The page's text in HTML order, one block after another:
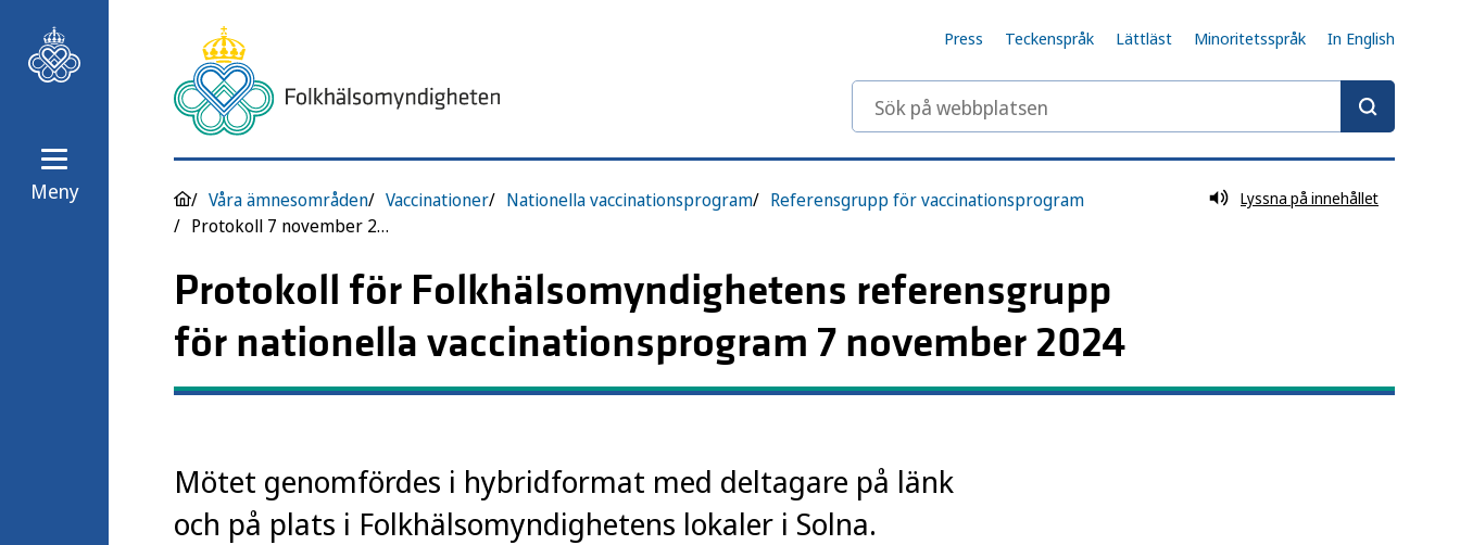
Meny
Press Teckenspråk Lättläst Minoritetsspråk In English
Sök på webbplatsen
Våra ämnesområden Vaccinationer Nationella vaccinationsprogram
Referensgrupp för vaccinationsprogram
Protokoll 7 november 2024
Lyssna på innehållet
Protokoll för Folkhälsomyndighetens referensgrupp
för nationella vaccinationsprogram 7 november 2024
Mötet genomfördes i hybridformat med deltagare på länk
och på plats i Folkhälsomyndighetens lokaler i Solna.